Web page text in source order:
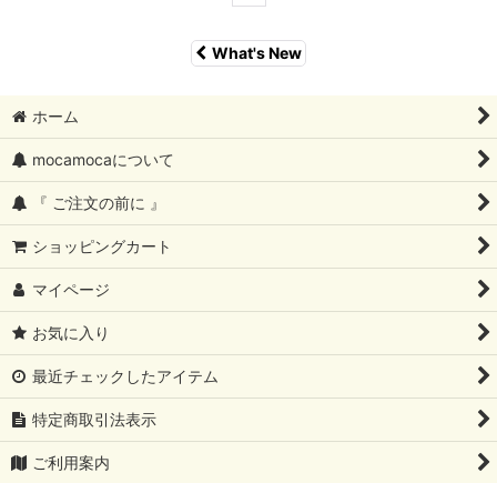
What's New
ホーム
mocamocaについて
『 ご注文の前に 』
ショッピングカート
マイページ
お気に入り
最近チェックしたアイテム
特定商取引法表示
ご利用案内